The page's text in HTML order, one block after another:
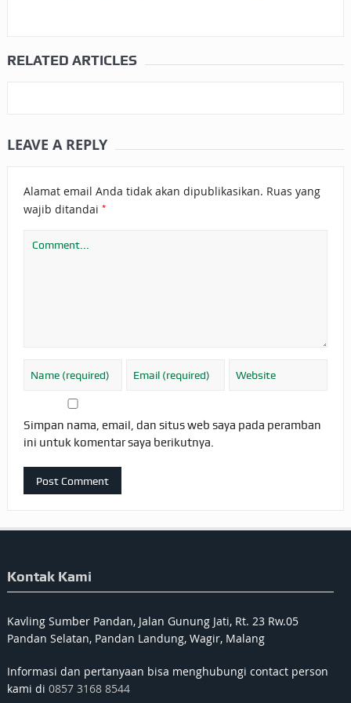
RELATED ARTICLES
LEAVE A REPLY
Alamat email Anda tidak akan dipublikasikan. Ruas yang
wajib ditandai *
Simpan nama, email, dan situs web saya pada peramban
ini untuk komentar saya berikutnya.
Kontak Kami
Kavling Sumber Pandan, Jalan Gunung Jati, Rt. 23 Rw.05
Pandan Selatan, Pandan Landung, Wagir, Malang
Informasi dan pertanyaan bisa menghubungi contact person
kami di 0857 3168 8544